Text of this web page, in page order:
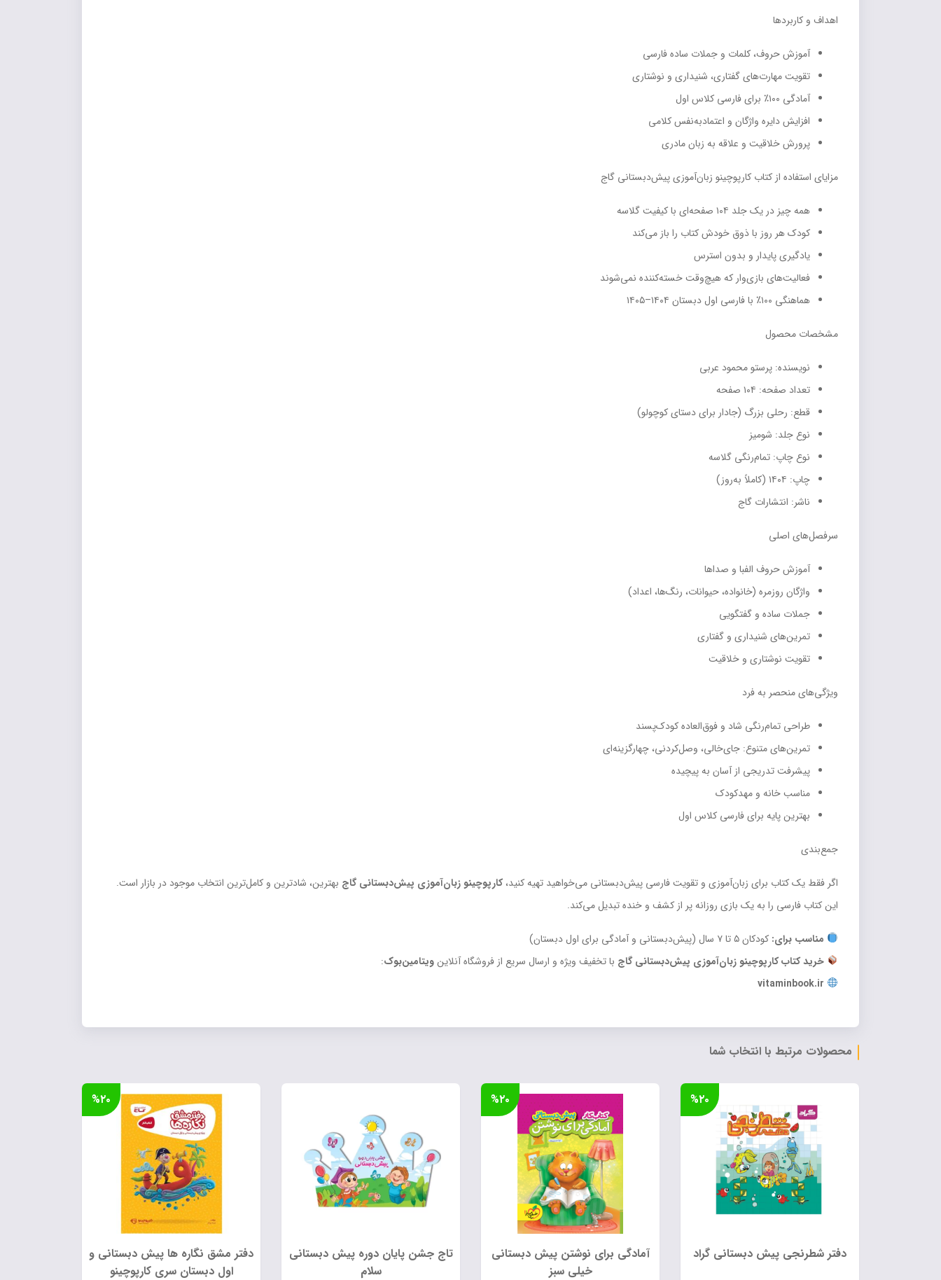
اهداف و کاربردها
آموزش حروف، کلمات و جملات ساده فارسی
تقویت مهارت‌های گفتاری، شنیداری و نوشتاری
آمادگی ۱۰۰٪ برای فارسی کلاس اول
افزایش دایره واژگان و اعتمادبه‌نفس کلامی
پرورش خلاقیت و علاقه به زبان مادری
مزایای استفاده از کتاب کارپوچینو زبان‌آموزی پیش‌دبستانی گاج
همه چیز در یک جلد ۱۰۴ صفحه‌ای با کیفیت گلاسه
کودک هر روز با ذوق خودش کتاب را باز می‌کند
یادگیری پایدار و بدون استرس
فعالیت‌های بازی‌وار که هیچ‌وقت خسته‌کننده نمی‌شوند
هماهنگی ۱۰۰٪ با فارسی اول دبستان ۱۴۰۴–۱۴۰۵
مشخصات محصول
نویسنده: پرستو محمود عربی
تعداد صفحه: ۱۰۴ صفحه
قطع: رحلی بزرگ (جادار برای دستای کوچولو)
نوع جلد: شومیز
نوع چاپ: تمام‌رنگی گلاسه
چاپ: ۱۴۰۴ (کاملاً به‌روز)
ناشر: انتشارات گاج
سرفصل‌های اصلی
آموزش حروف الفبا و صداها
واژگان روزمره (خانواده، حیوانات، رنگ‌ها، اعداد)
جملات ساده و گفتگویی
تمرین‌های شنیداری و گفتاری
تقویت نوشتاری و خلاقیت
ویژگی‌های منحصر به فرد
طراحی تمام‌رنگی شاد و فوق‌العاده کودک‌پسند
تمرین‌های متنوع: جای‌خالی، وصل‌کردنی، چهارگزینه‌ای
پیشرفت تدریجی از آسان به پیچیده
مناسب خانه و مهدکودک
بهترین پایه برای فارسی کلاس اول
جمع‌بندی
اگر فقط یک کتاب برای زبان‌آموزی و تقویت فارسی پیش‌دبستانی می‌خواهید تهیه کنید،کارپوچینو زبان‌آموزی پیش‌دبستانی گاج بهترین، شادترین و کامل‌ترین انتخاب موجود در بازار است.
این کتاب فارسی را به یک بازی روزانه پر از کشف و خنده تبدیل می‌کند.
مناسب برای: کودکان ۵ تا ۷ سال (پیش‌دبستانی و آمادگی برای اول دبستان)
خرید کتاب کارپوچینو زبان‌آموزی پیش‌دبستانی گاج با تخفیف ویژه و ارسال سریع از فروشگاه آنلاینویتامین‌بوک:
vitaminbook.ir
محصولات مرتبط با انتخاب شما
دفتر شطرنجی پیش دبستانی گراد
%۲۰
آمادگی برای نوشتن پیش دبستانی
خیلی سبز
%۲۰
تاج جشن پایان دوره پیش دبستانی
سلام
دفتر مشق نگاره ها پیش دبستانی و
اول دبستان سری کارپوچینو
%۲۰